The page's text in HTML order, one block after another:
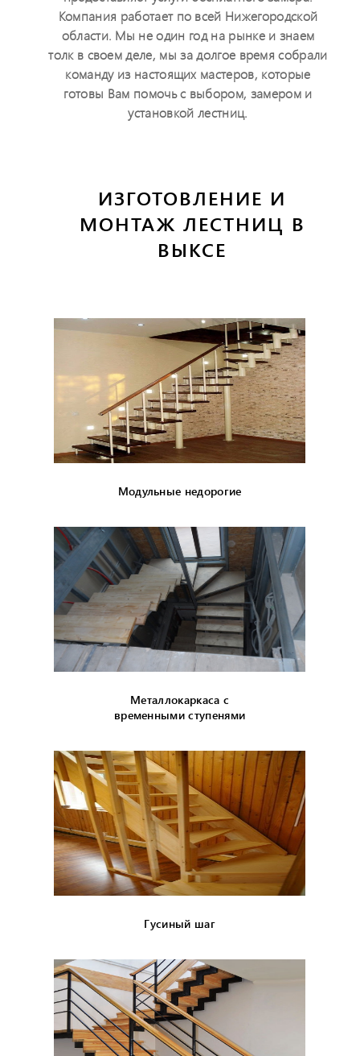
Компания работает по всей Нижегородской
области. Мы не один год на рынке и знаем
толк в своем деле, мы за долгое время собрали
команду из настоящих мастеров, которые
готовы Вам помочь с выбором, замером и
установкой лестниц.
ИЗГОТОВЛЕНИЕ И
МОНТАЖ ЛЕСТНИЦ В
ВЫКСЕ
Модульные недорогие
Металлокаркаса с
временными ступенями
Гусиный шаг